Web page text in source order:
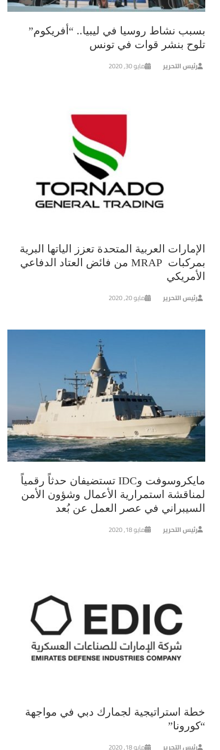
بسبب نشاط روسيا في ليبيا.. “أفريكوم”
تلوح بنشر قوات في تونس
رئيس التحرير مايو 30, 2020
الإمارات العربية المتحدة تعزز الياتها البرية
بمركبات MRAP من فائض العتاد الدفاعي
الأمريكي
رئيس التحرير مايو 20, 2020
مايكروسوفت وIDC تستضيفان حدثاً رقمياً
لمناقشة استمرارية الأعمال وشؤون الأمن
السيبراني في عصر العمل عن بُعد
رئيس التحرير مايو 18, 2020
خطة استراتيجية لجمارك دبي في مواجهة
“كورونا”
رئيس التحرير مايو 18, 2020